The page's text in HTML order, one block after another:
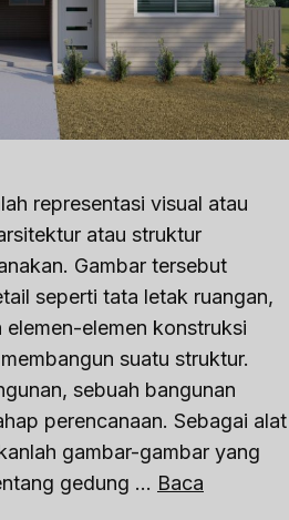
representasi visual atau
atau struktur
Gambar tersebut
seperti tata letak ruangan,
elemen-elemen konstruksi
suatu struktur.
sebuah bangunan
perencanaan. Sebagai alat
gambar-gambar yang
gedung … Baca